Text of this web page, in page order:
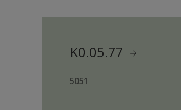
K0.05.77
5051